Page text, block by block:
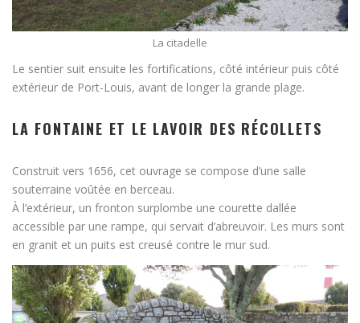
La citadelle
Le sentier suit ensuite les fortifications, côté intérieur puis côté
extérieur de Port-Louis, avant de longer la grande plage.
LA FONTAINE ET LE LAVOIR DES RÉCOLLETS
Construit vers 1656, cet ouvrage se compose d’une salle
souterraine voûtée en berceau.
À l’extérieur, un fronton surplombe une courette dallée
accessible par une rampe, qui servait d’abreuvoir. Les murs sont
en granit et un puits est creusé contre le mur sud.